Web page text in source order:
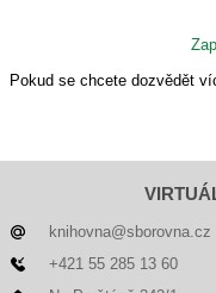
Pokud se chcete dozvědět
knihovna@sborovna.cz
+421 55 285 13 60